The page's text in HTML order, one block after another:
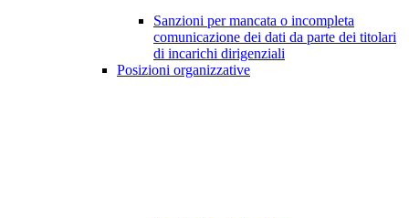
Sanzioni per mancata o incompleta
comunicazione dei dati da parte dei titolari
di incarichi dirigenziali
Posizioni organizzative